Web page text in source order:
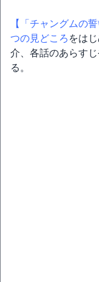
【「チャングムの
つの見どころ をは
介、各話のあらす
る。